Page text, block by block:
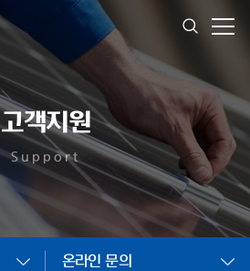
고객지원
Support
온라인 문의